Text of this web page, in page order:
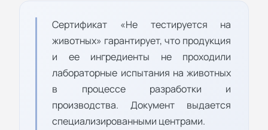
Сертификат «Не тестируется на
животных» гарантирует, что продукция
и ее ингредиенты не проходили
лабораторные испытания на животных
в процессе разработки и
производства. Документ выдается
специализированными центрами.